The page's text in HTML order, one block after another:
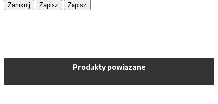
Zamknij Zapisz Zapisz
Produkty powiązane